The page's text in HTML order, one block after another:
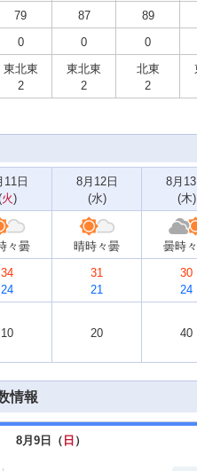
79 87 89
0 0 0
東北東
2
東北東
2
北東
2
11日
火)
8月12日
(水)
8月13
(木)
々曇
晴時々曇 曇時
34
24
31
21
30
24
10 20 40
情報
8月9日（ 日 ）